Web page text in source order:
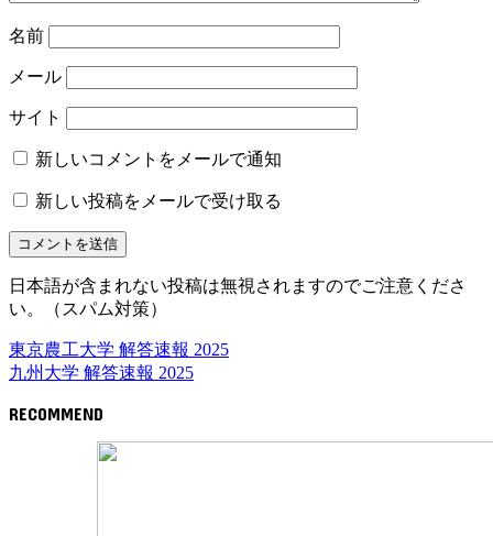
名前
メール
サイト
新しいコメントをメールで通知
新しい投稿をメールで受け取る
日本語が含まれない投稿は無視されますのでご注意くださ
い。（スパム対策）
東京農工大学 解答速報 2025
九州大学 解答速報 2025
RECOMMEND